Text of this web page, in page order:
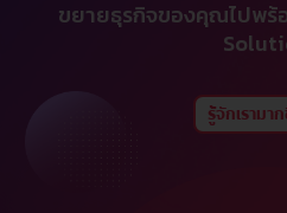
ขยายธุรกิจของคุณไปพร้
รู้จักเรามา